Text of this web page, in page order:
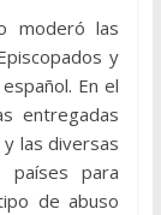
moderó las
y
En el
entregadas
las diversas
países para
de abuso